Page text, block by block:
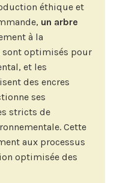
éthique et
un arbre
à la
sont optimisés pour
et les
des encres
ses
stricts de
Cette
aux processus
optimisée des